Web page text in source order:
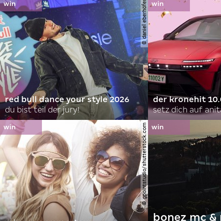
© daniel eberhöfer
red bull dance your style 2026
du bist teil der jury!
der kronehit
setz dich auf
© gpointstudio/shutterstock.com
bonez mc